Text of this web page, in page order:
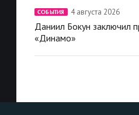
СОБЫТИЯ 4 августа 2026
Даниил Бокун заключил
«Динамо»